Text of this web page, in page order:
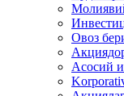
Овоз
Асосий